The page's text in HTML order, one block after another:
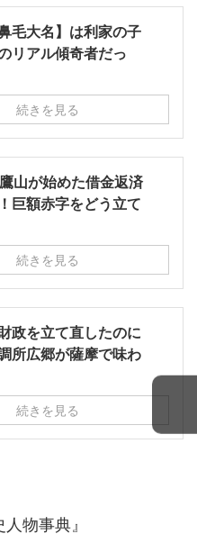
毛大名】は利家の子
リアル傾奇者だっ
続きを見る
山が始めた借金返済
巨額赤字をどう立て
続きを見る
政を立て直したのに
所広郷が薩摩で味わ
続きを見る
物事典』